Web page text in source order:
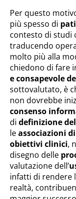
Per questo
più spesso di
contesto di studi
traducendo
molto più alla
chiedono di fare
e consapevole
sottovalutato, è
non dovrebbe
consenso
di definizione
leassociazioni
obiettivi clinici,
disegno delle
valutazione dell’
infatti di rendere
realtà,